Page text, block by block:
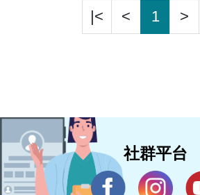
|< < 1 >
社群平台